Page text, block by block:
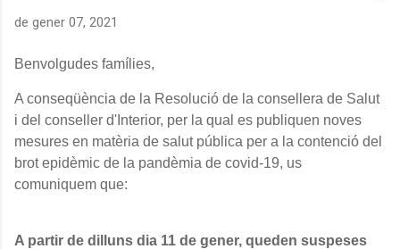
de gener 07, 2021
Benvolgudes famílies,
A conseqüència de la Resolució de la consellera de Salut
i del conseller d'Interior, per la qual es publiquen noves
mesures en matèria de salut pública per a la contenció del
brot epidèmic de la pandèmia de covid-19, us
comuniquem que:
A partir de dilluns dia 11 de gener, queden suspeses